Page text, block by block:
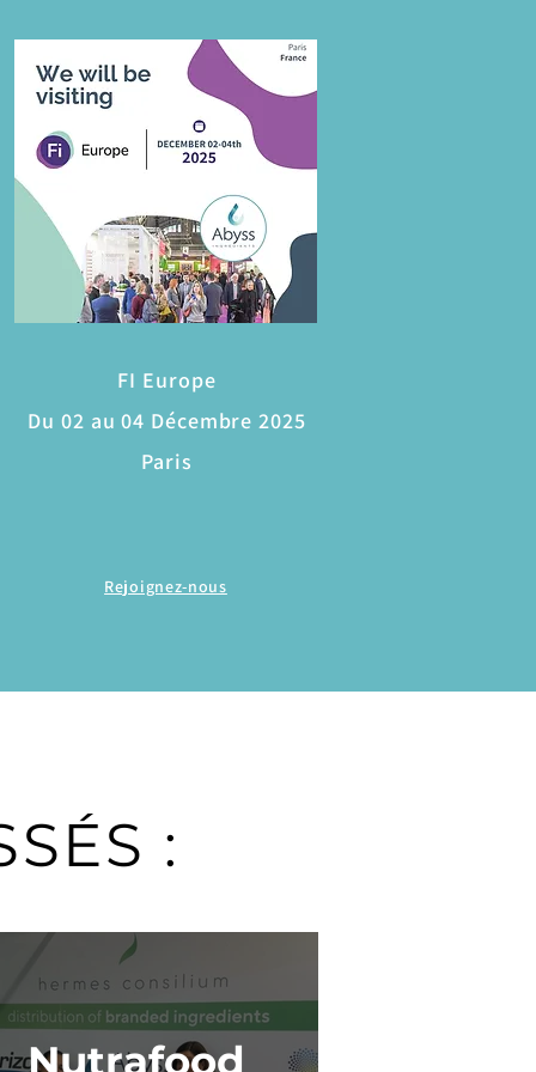
FI Europe
Du 02 au 04 Décembre 2025
Paris
Rejoignez-nous
:
Nutrafood